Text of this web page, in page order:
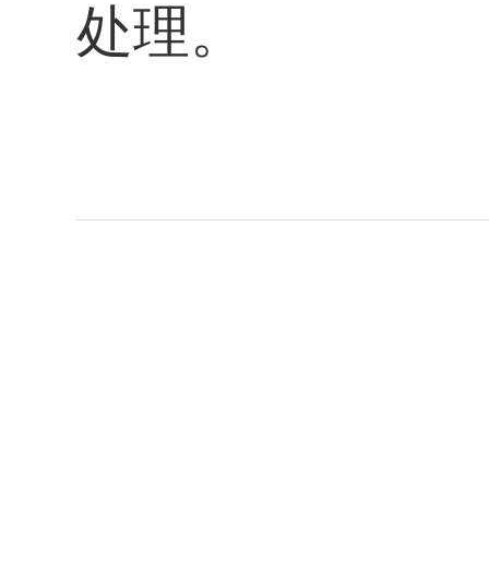
处理。